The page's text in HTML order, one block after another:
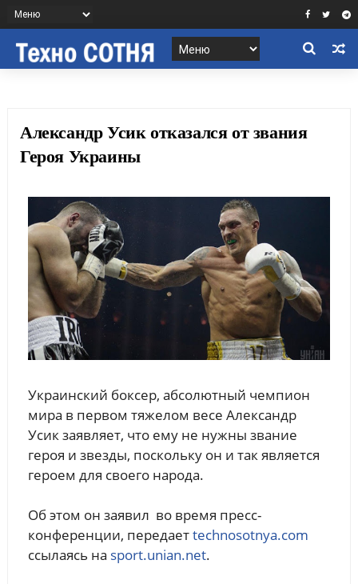
Александр Усик отказался от звания
Героя Украины
Украинский боксер, абсолютный чемпион
мира в первом тяжелом весе Александр
Усик заявляет, что ему не нужны звание
героя и звезды, поскольку он и так является
героем для своего народа.
Об этом он заявил во время пресс-
конференции, передаетtechnosotnya.com
ссылаясь на sport.unian.net.